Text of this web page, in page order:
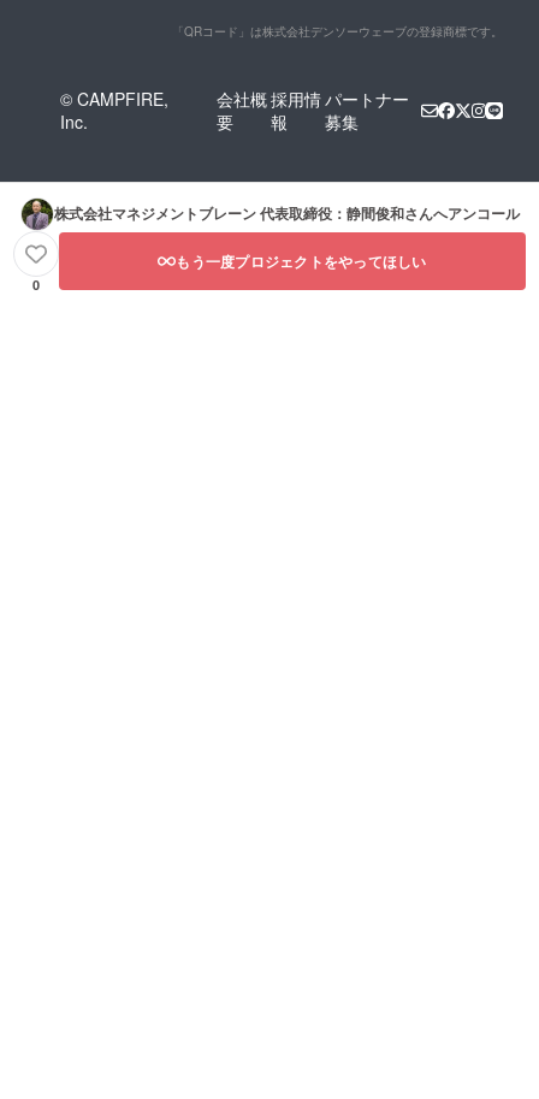
「QRコード」は株式会社デンソーウェーブの登録商標です。
© CAMPFIRE,
Inc.
会社概
要
採用情
報
パートナー
募集
株式会社マネジメントブレーン 代表取締役：静間俊和さんへアンコール
0
もう一度プロジェクトをやってほしい